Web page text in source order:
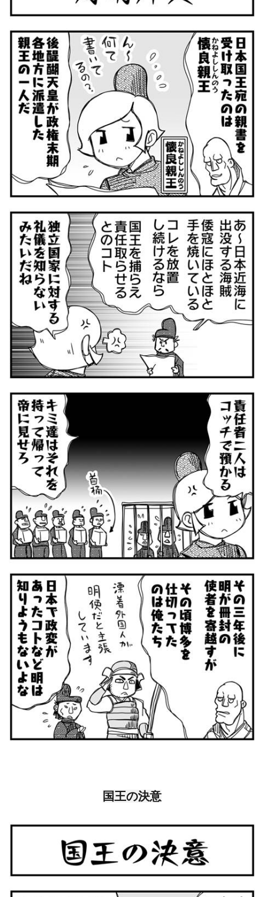
国王の決意